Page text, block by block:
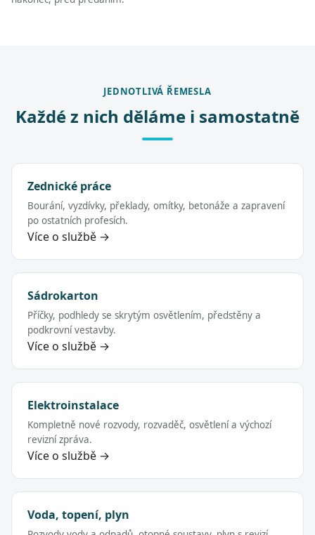
JEDNOTLIVÁ ŘEMESLA
Každé z nich děláme i samostatně
Zednické práce
Bourání, vyzdívky, překlady, omítky, betonáže a zapravení
po ostatních profesích.
Více o službě →
Sádrokarton
Příčky, podhledy se skrytým osvětlením, předstěny a
podkrovní vestavby.
Více o službě →
Elektroinstalace
Kompletně nové rozvody, rozvaděč, osvětlení a výchozí
revizní zpráva.
Více o službě →
Voda, topení, plyn